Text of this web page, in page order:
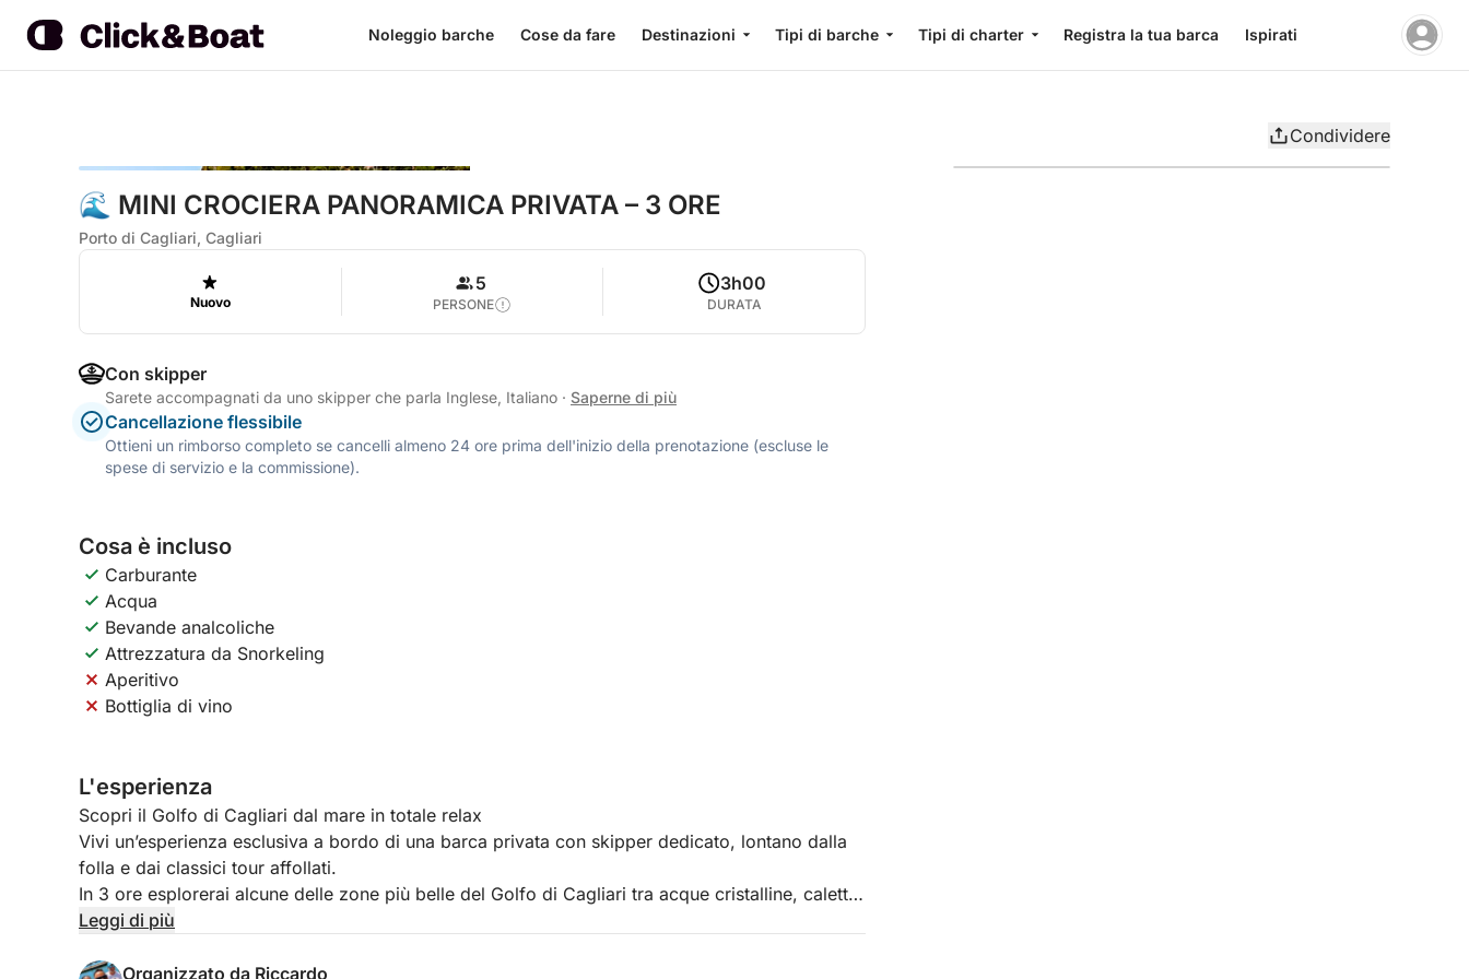
Noleggio barche Cose da fare Destinazioni Tipi di barche Tipi di charter Registra la tua barca Ispirati
Condividere
🌊 MINI CROCIERA PANORAMICA PRIVATA – 3 ORE
Porto di Cagliari, Cagliari
Nuovo
5
PERSONE
3h00
DURATA
Con skipper
Sarete accompagnati da uno skipper che parla Inglese, Italiano · Saperne di più
Cancellazione flessibile
Ottieni un rimborso completo se cancelli almeno 24 ore prima dell'inizio della prenotazione (escluse le
spese di servizio e la commissione).
Cosa è incluso
Carburante
Acqua
Bevande analcoliche
Attrezzatura da Snorkeling
Aperitivo
Bottiglia di vino
L'esperienza
Scopri il Golfo di Cagliari dal mare in totale relax
Vivi un’esperienza esclusiva a bordo di una barca privata con skipper dedicato, lontano dalla
folla e dai classici tour affollati.
In 3 ore esplorerai alcune delle zone più belle del Golfo di Cagliari tra acque cristalline, calette
nascoste e panorami spettacolari, con tutto il tempo per rilassarti e goderti il mare.
📍 Cosa vivrai
Leggi di più
Organizzato da Riccardo